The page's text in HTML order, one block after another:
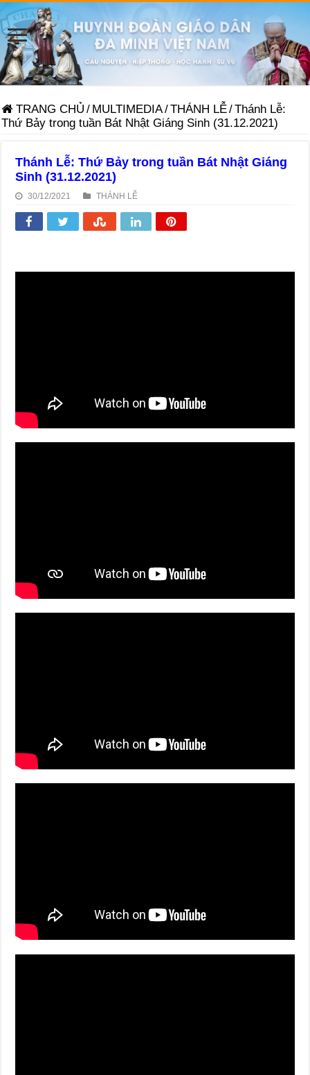
TRANG CHỦ / MULTIMEDIA/THÁNH LỄ/Thánh Lễ:
Thứ Bảy trong tuần Bát Nhật Giáng Sinh (31.12.2021)
Thánh Lễ: Thứ Bảy trong tuần Bát Nhật Giáng
Sinh (31.12.2021)
30/12/2021 THÁNH LỄ